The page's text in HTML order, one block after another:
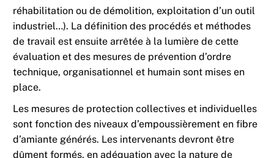
réhabilitation ou de démolition, exploitation d’un outil
industriel…). La définition des procédés et méthodes
de travail est ensuite arrêtée à la lumière de cette
évaluation et des mesures de prévention d’ordre
technique, organisationnel et humain sont mises en
place.
Les mesures de protection collectives et individuelles
sont fonction des niveaux d’empoussièrement en fibre
d’amiante générés. Les intervenants devront être
dûment formés, en adéquation avec la nature de